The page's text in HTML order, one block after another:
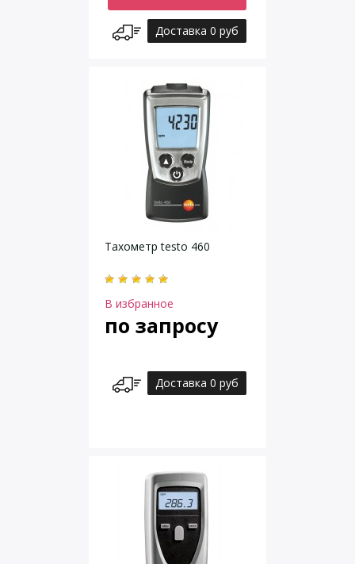
Доставка 0 руб
Тахометр testo 460
В избранное
по запросу
Доставка 0 руб